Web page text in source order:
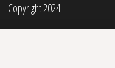
| Copyright 2024